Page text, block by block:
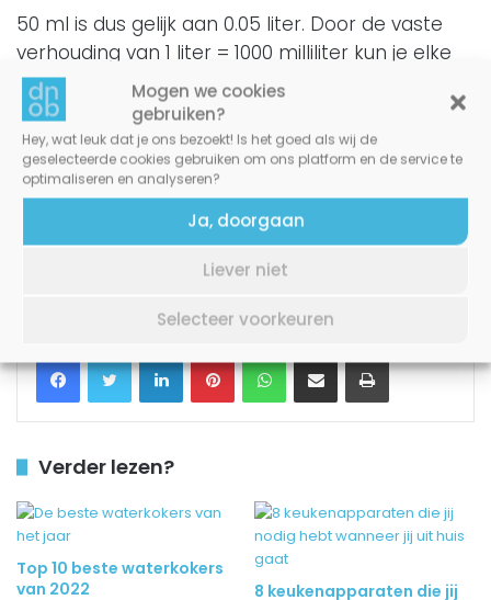
Mogen we cookies
gebruiken?
Hey, wat leuk dat je ons bezoekt! Is het goed als wij de
geselecteerde cookies gebruiken om ons platform en de service te
optimaliseren en analyseren?
Ja, doorgaan
Liever niet
Selecteer voorkeuren
50 ml is dus gelijk aan 0.05 liter. Door de vaste
verhouding van 1 liter = 1000 milliliter kun je elke
hoeveelheid snel omrekenen. Of je nu in de
keuken staat of gewoon iets wilt weten voor
school of werk, met deze uitleg weet je precies
hoe het zit.
FacebookTwitter LinkedInPinterestWhatsApp
Delen via Email Printen
Verder lezen?
Top 10 beste waterkokers
van 2022
8 keukenapparaten die jij